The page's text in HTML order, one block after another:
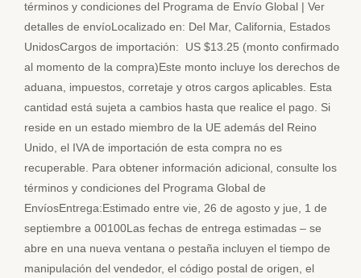
términos y condiciones del Programa de Envío Global | Ver
detalles de envíoLocalizado en: Del Mar, California, Estados
UnidosCargos de importación: US $13.25 (monto confirmado
al momento de la compra)Este monto incluye los derechos de
aduana, impuestos, corretaje y otros cargos aplicables. Esta
cantidad está sujeta a cambios hasta que realice el pago. Si
reside en un estado miembro de la UE además del Reino
Unido, el IVA de importación de esta compra no es
recuperable. Para obtener información adicional, consulte los
términos y condiciones del Programa Global de
EnvíosEntrega:Estimado entre vie, 26 de agosto y jue, 1 de
septiembre a 00100Las fechas de entrega estimadas – se
abre en una nueva ventana o pestaña incluyen el tiempo de
manipulación del vendedor, el código postal de origen, el